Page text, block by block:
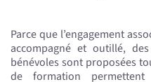
Parce que l’engagement
accompagné et outillé,
bénévoles sont proposées
de formation permettent